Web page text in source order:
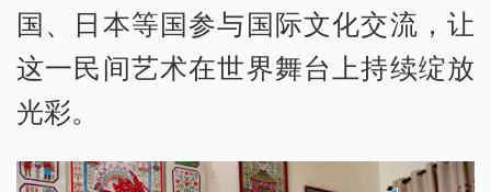
国、日本等国参与国际文化交流，让
这一民间艺术在世界舞台上持续绽放
光彩。